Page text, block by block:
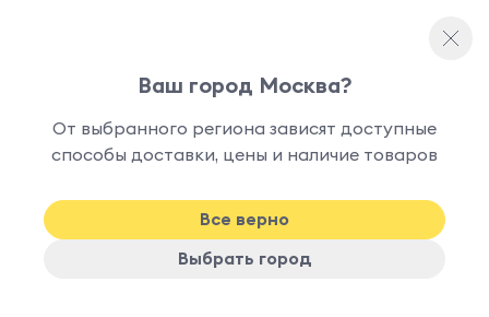
наличии
Ваш город Москва?
От выбранного региона зависят доступные
способы доставки, цены и наличие товаров
Все верно
Выбрать город